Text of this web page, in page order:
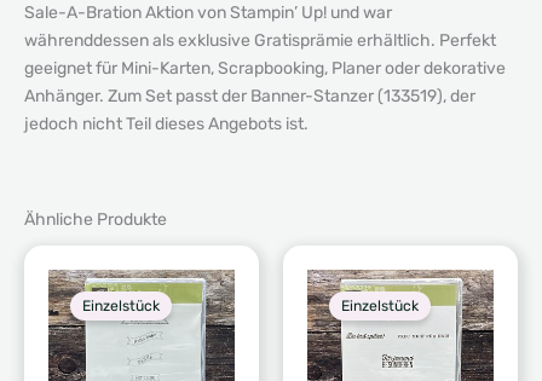
Sale-A-Bration Aktion von Stampin’ Up! und war
währenddessen als exklusive Gratisprämie erhältlich. Perfekt
geeignet für Mini-Karten, Scrapbooking, Planer oder dekorative
Anhänger. Zum Set passt der Banner-Stanzer (133519), der
jedoch nicht Teil dieses Angebots ist.
Ähnliche Produkte
Einzelstück Einzelstück